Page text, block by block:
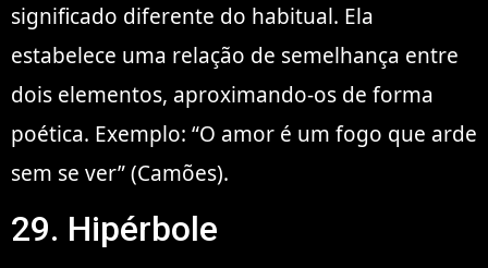
significado diferente do habitual. Ela
estabelece uma relação de semelhança entre
dois elementos, aproximando-os de forma
poética. Exemplo: “O amor é um fogo que arde
sem se ver” (Camões).
29. Hipérbole